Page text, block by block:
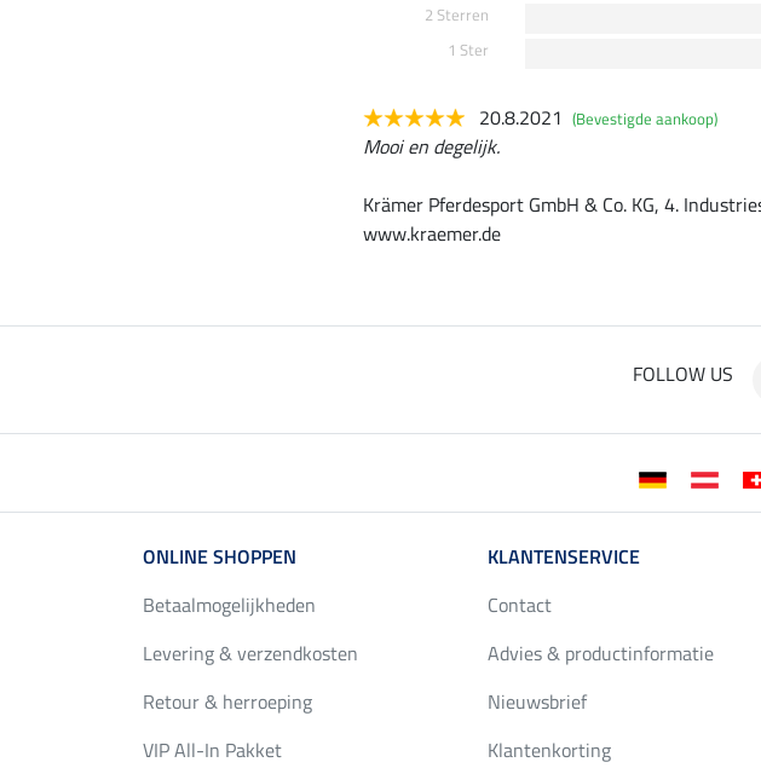
2 Sterren
1 Ster
20.8.2021 (Bevestigde aankoop)
Mooi en degelijk.
Krämer Pferdesport GmbH & Co. KG, 4.
www.kraemer.de
FOLLOW US
ONLINE SHOPPEN
Betaalmogelijkheden
Levering & verzendkosten
Retour & herroeping
VIP All-In Pakket
KLANTENSERVICE
Contact
Advies & productinformatie
Nieuwsbrief
Klantenkorting